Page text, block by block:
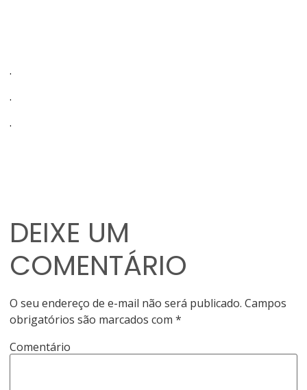
.
.
.
DEIXE UM
COMENTÁRIO
O seu endereço de e-mail não será publicado. Campos
obrigatórios são marcados com*
Comentário